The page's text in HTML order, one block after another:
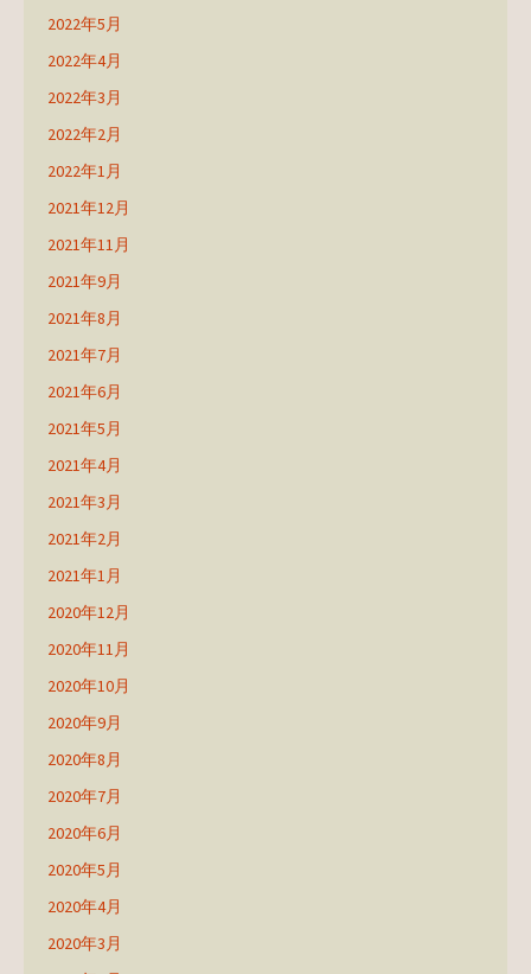
2022年5月
2022年4月
2022年3月
2022年2月
2022年1月
2021年12月
2021年11月
2021年9月
2021年8月
2021年7月
2021年6月
2021年5月
2021年4月
2021年3月
2021年2月
2021年1月
2020年12月
2020年11月
2020年10月
2020年9月
2020年8月
2020年7月
2020年6月
2020年5月
2020年4月
2020年3月